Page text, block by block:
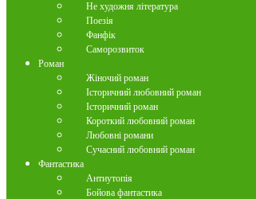
Не художня література
Поезія
Фанфік
Саморозвиток
Роман
Жіночий роман
Історичний любовний роман
Історичний роман
Короткий любовний роман
Любовні романи
Сучасний любовний роман
Фантастика
Антиутопія
Бойова фантастика